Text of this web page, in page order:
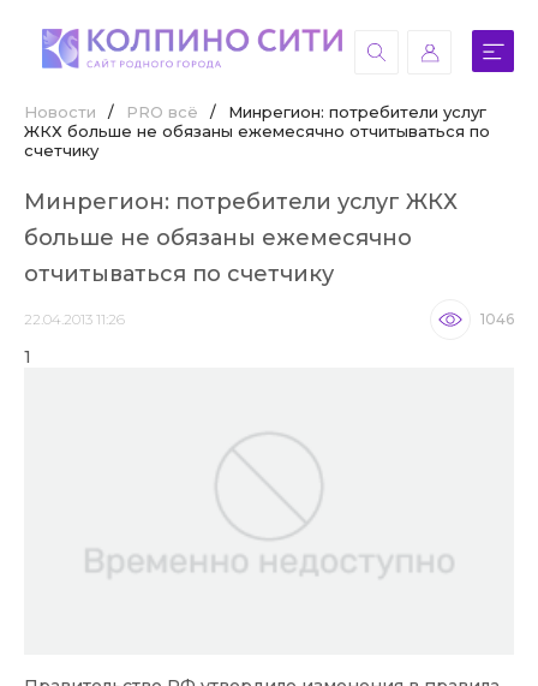
Новости / PRO всё /
Минрегион: потребители услуг
ЖКХ больше не обязаны ежемесячно отчитываться по
счетчику
Минрегион: потребители услуг ЖКХ
больше не обязаны ежемесячно
отчитываться по счетчику
22.04.2013 11:26 1046
1